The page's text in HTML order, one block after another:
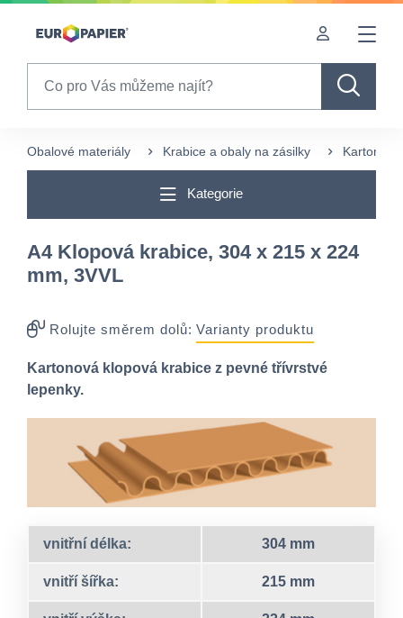
Table Of Content
Pro Vás zajímavé produkty
Obalové materiály Krabice a obaly na zásilky
Kategorie
A4 Klopová krabice, 304 x 215 x 224
mm, 3VVL
Rolujte směrem dolů: Varianty produktu
Kartonová klopová krabice z pevné třívrstvé
lepenky.
vnitřní délka: 304 mm
vnitří šířka: 215 mm